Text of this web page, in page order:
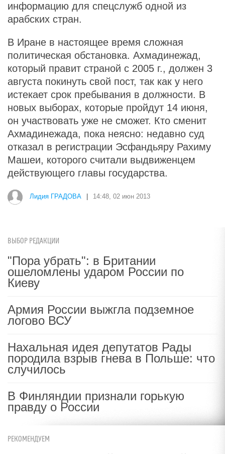
информацию для спецслужб одной из
арабских стран.
В Иране в настоящее время сложная
политическая обстановка. Ахмадинежад,
который правит страной с 2005 г., должен 3
августа покинуть свой пост, так как у него
истекает срок пребывания в должности. В
новых выборах, которые пройдут 14 июня,
он участвовать уже не сможет. Кто сменит
Ахмадинежада, пока неясно: недавно суд
отказал в регистрации Эсфандьяру Рахиму
Машеи, которого считали выдвиженцем
действующего главы государства.
Лидия ГРАДОВА 14:48, 02 июн 2013
ВЫБОР РЕДАКЦИИ
"Пора убрать": в Британии
ошеломлены ударом России по
Киеву
Армия России выжгла подземное
логово ВСУ
Нахальная идея депутатов Рады
породила взрыв гнева в Польше: что
случилось
В Финляндии признали горькую
правду о России
РЕКОМЕНДУЕМ